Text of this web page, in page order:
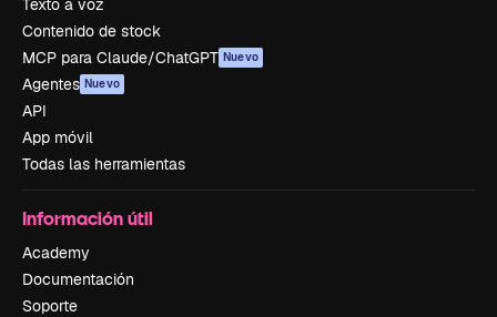
Texto a voz
Contenido de stock
MCP para Claude/ChatGPT Nuevo
Agentes Nuevo
API
App móvil
Todas las herramientas
Información útil
Academy
Documentación
Soporte